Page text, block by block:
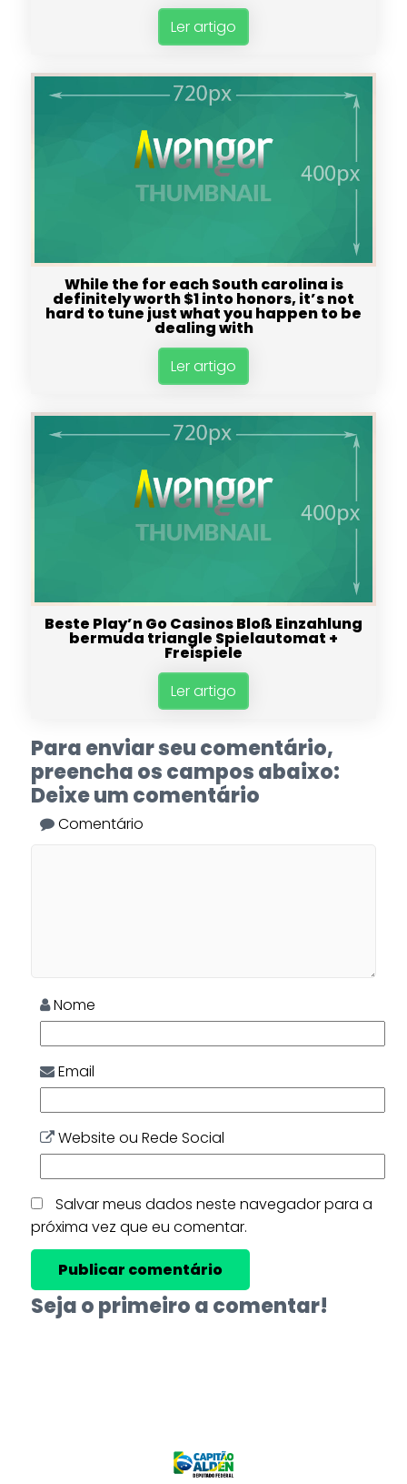
Ler artigo
While the for each South carolina is
definitely worth $1 into honors, it’s not
hard to tune just what you happen to be
dealing with
Ler artigo
Beste Play’n Go Casinos Bloß Einzahlung
bermuda triangle Spielautomat +
Freispiele
Ler artigo
Para enviar seu comentário,
preencha os campos abaixo:
Deixe um comentário
Comentário
Nome
Email
Website ou Rede Social
Salvar meus dados neste navegador para a
próxima vez que eu comentar.
Seja o primeiro a comentar!